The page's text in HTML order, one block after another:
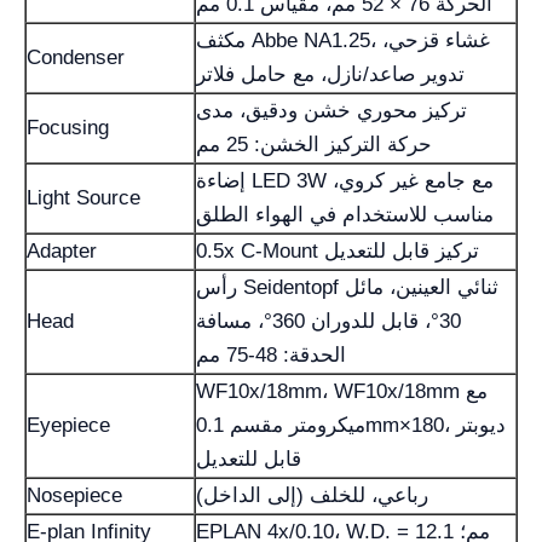
Condenser
مكثف Abbe NA1.25، غشاء قزحي،
تدوير صاعد/نازل، مع حامل فلاتر
Focusing
تركيز محوري خشن ودقيق، مدى
حركة التركيز الخشن: 25 مم
Light Source
إضاءة LED 3W مع جامع غير كروي،
مناسب للاستخدام في الهواء الطلق
Adapter
0.5x C-Mount تركيز قابل للتعديل
Head
رأس Seidentopf ثنائي العينين، مائل
30°، قابل للدوران 360°، مسافة
الحدقة: 48-75 مم
Eyepiece
WF10x/18mm، WF10x/18mm مع
ميكرومتر مقسم 0.1mm×180، ديوبتر
قابل للتعديل
Nosepiece
رباعي، للخلف (إلى الداخل)
E-plan Infinity
EPLAN 4x/0.10، W.D. = 12.1 مم؛